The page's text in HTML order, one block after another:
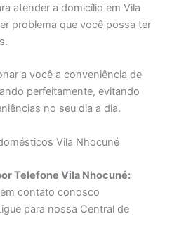
atender a domicílio em Vila
problema que você possa ter
a você a conveniência de
perfeitamente, evitando
no seu dia a dia.
Vila Nhocuné
Telefone Vila Nhocuné:
contato conosco
para nossa Central de